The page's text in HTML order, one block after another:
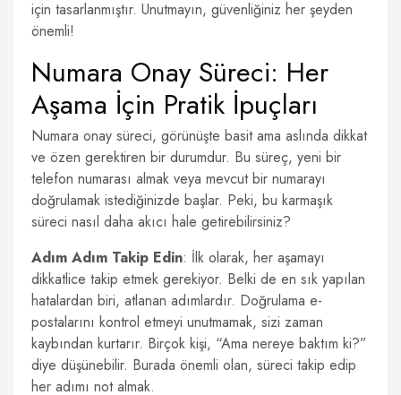
için tasarlanmıştır. Unutmayın, güvenliğiniz her şeyden
önemli!
Numara Onay Süreci: Her
Aşama İçin Pratik İpuçları
Numara onay süreci, görünüşte basit ama aslında dikkat
ve özen gerektiren bir durumdur. Bu süreç, yeni bir
telefon numarası almak veya mevcut bir numarayı
doğrulamak istediğinizde başlar. Peki, bu karmaşık
süreci nasıl daha akıcı hale getirebilirsiniz?
Adım Adım Takip Edin: İlk olarak, her aşamayı
dikkatlice takip etmek gerekiyor. Belki de en sık yapılan
hatalardan biri, atlanan adımlardır. Doğrulama e-
postalarını kontrol etmeyi unutmamak, sizi zaman
kaybından kurtarır. Birçok kişi, “Ama nereye baktım ki?”
diye düşünebilir. Burada önemli olan, süreci takip edip
her adımı not almak.